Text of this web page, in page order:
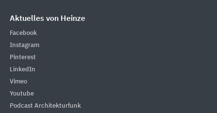
Aktuelles von Heinze
Facebook
Instagram
Pinterest
LinkedIn
Vimeo
Youtube
Podcast Architekturfunk